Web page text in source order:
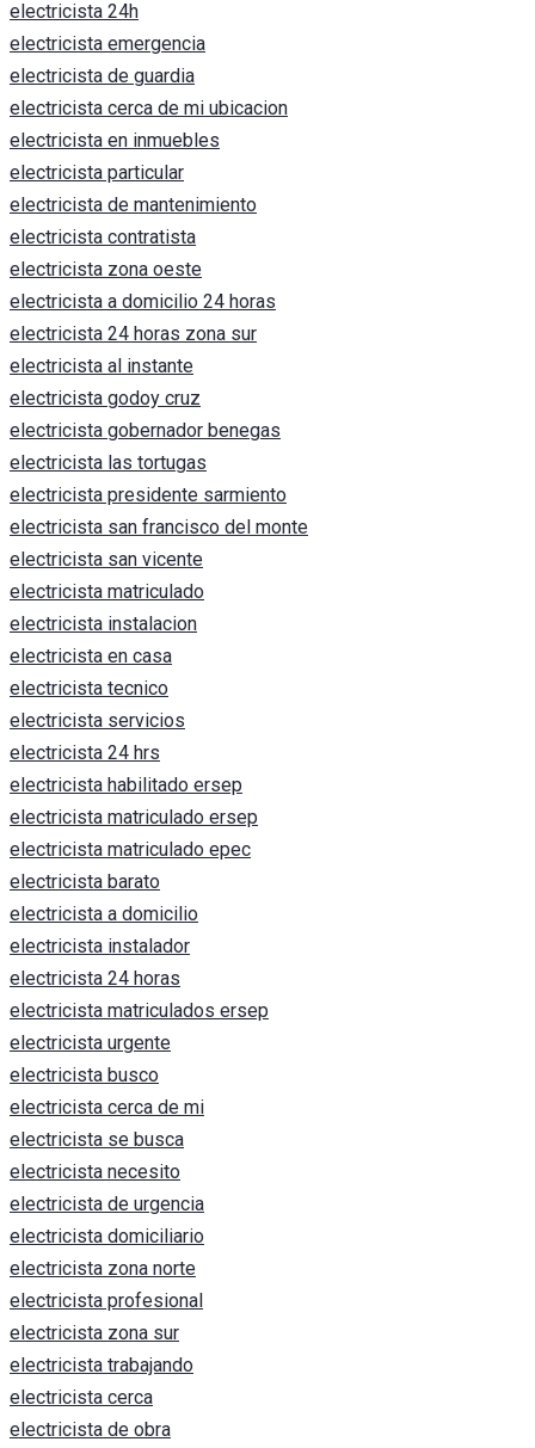
electricista 24h
electricista emergencia
electricista de guardia
electricista cerca de mi ubicacion
electricista en inmuebles
electricista particular
electricista de mantenimiento
electricista contratista
electricista zona oeste
electricista a domicilio 24 horas
electricista 24 horas zona sur
electricista al instante
electricista godoy cruz
electricista gobernador benegas
electricista las tortugas
electricista presidente sarmiento
electricista san francisco del monte
electricista san vicente
electricista matriculado
electricista instalacion
electricista en casa
electricista tecnico
electricista servicios
electricista 24 hrs
electricista habilitado ersep
electricista matriculado ersep
electricista matriculado epec
electricista barato
electricista a domicilio
electricista instalador
electricista 24 horas
electricista matriculados ersep
electricista urgente
electricista busco
electricista cerca de mi
electricista se busca
electricista necesito
electricista de urgencia
electricista domiciliario
electricista zona norte
electricista profesional
electricista zona sur
electricista trabajando
electricista cerca
electricista de obra